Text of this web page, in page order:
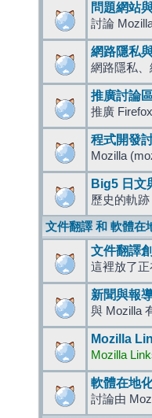
問題網站
討論
網路隱私
網路隱私
推廣討論
推廣
程式開發
Mozilla
Big5 日文
歷史的軌
文件翻譯 和 軟體在
文件翻譯
這裡放了
新聞與報
與 Mozilla
Mozilla
Mozilla
軟體在地
討論由